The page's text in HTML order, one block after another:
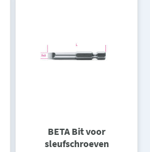
BETA Bit voor
sleufschroeven